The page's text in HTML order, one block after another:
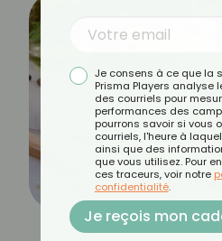
Je consens à ce que la
Prisma Players analyse
des courriels pour
performances des
pourrons savoir si vous
courriels, l'heure à
ainsi que des
que vous utilisez. Pour
ces traceurs, voir notre
confidentialité.
Je reçois mon